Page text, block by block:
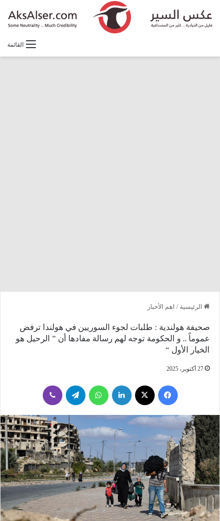
القائمة
الرئيسية / اهم الأخبار
صحيفة هولندية : طلبات لجوء السوريين في هولندا ترفض
عموماً .. و الحكومة توجه لهم رسالة مفادها أن ” الرحيل هو
الخيار الأول “
27 أكتوبر، 2025
فيسبوك لينكدإن واتساب تيلقرام